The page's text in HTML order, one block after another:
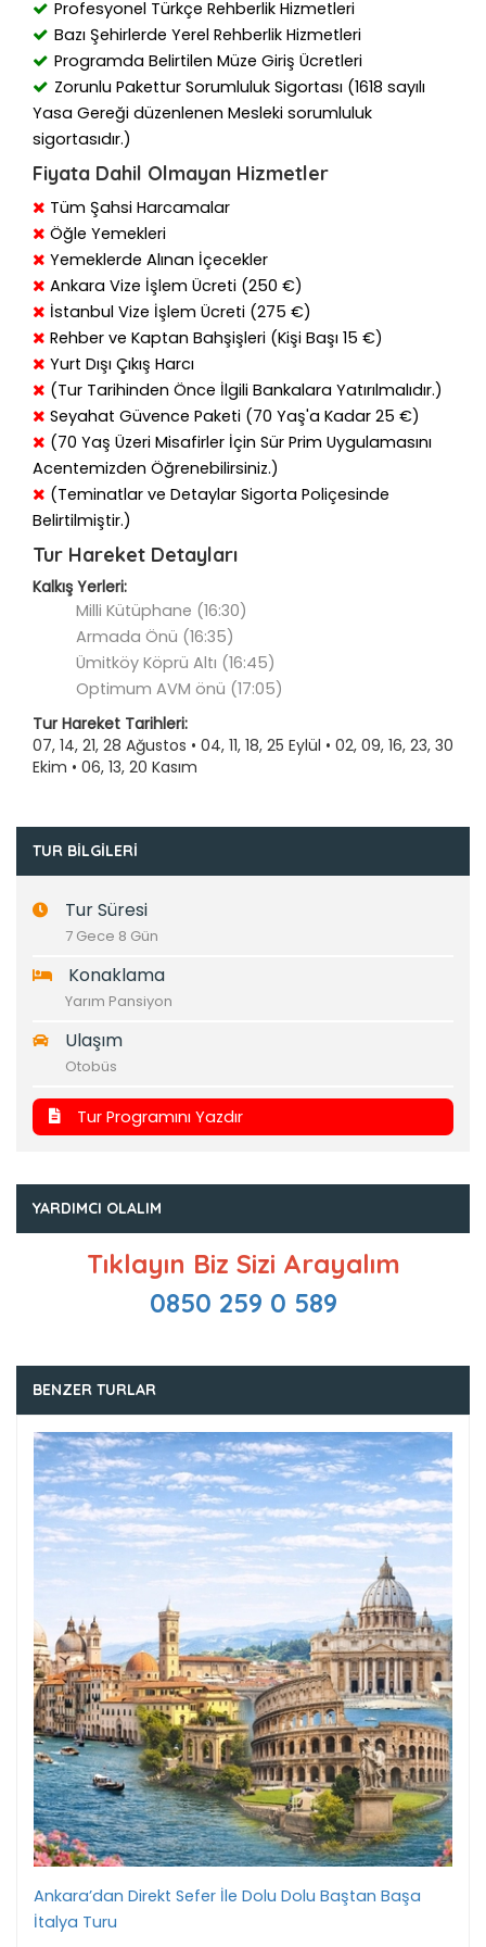
Profesyonel Türkçe Rehberlik Hizmetleri
Bazı Şehirlerde Yerel Rehberlik Hizmetleri
Programda Belirtilen Müze Giriş Ücretleri
Zorunlu Pakettur Sorumluluk Sigortası (1618 sayılı
Yasa Gereği düzenlenen Mesleki sorumluluk
sigortasıdır.)
Fiyata Dahil Olmayan Hizmetler
Tüm Şahsi Harcamalar
Öğle Yemekleri
Yemeklerde Alınan İçecekler
Ankara Vize İşlem Ücreti (250 €)
İstanbul Vize İşlem Ücreti (275 €)
Rehber ve Kaptan Bahşişleri (Kişi Başı 15 €)
Yurt Dışı Çıkış Harcı
(Tur Tarihinden Önce İlgili Bankalara Yatırılmalıdır.)
Seyahat Güvence Paketi (70 Yaş'a Kadar 25 €)
(70 Yaş Üzeri Misafirler İçin Sür Prim Uygulamasını
Acentemizden Öğrenebilirsiniz.)
(Teminatlar ve Detaylar Sigorta Poliçesinde
Belirtilmiştir.)
Tur Hareket Detayları
Kalkış Yerleri:
Milli Kütüphane (16:30)
Armada Önü (16:35)
Ümitköy Köprü Altı (16:45)
Optimum AVM önü (17:05)
Tur Hareket Tarihleri:
07, 14, 21, 28 Ağustos • 04, 11, 18, 25 Eylül • 02, 09, 16, 23, 30
Ekim • 06, 13, 20 Kasım
TUR BILGILERI
Tur Süresi
7 Gece 8 Gün
Konaklama
Yarım Pansiyon
Ulaşım
Otobüs
Tur Programını Yazdır
YARDIMCI OLALIM
Tıklayın Biz Sizi Arayalım
0850 259 0 589
BENZER TURLAR
Ankara’dan Direkt Sefer İle Dolu Dolu Baştan Başa
İtalya Turu